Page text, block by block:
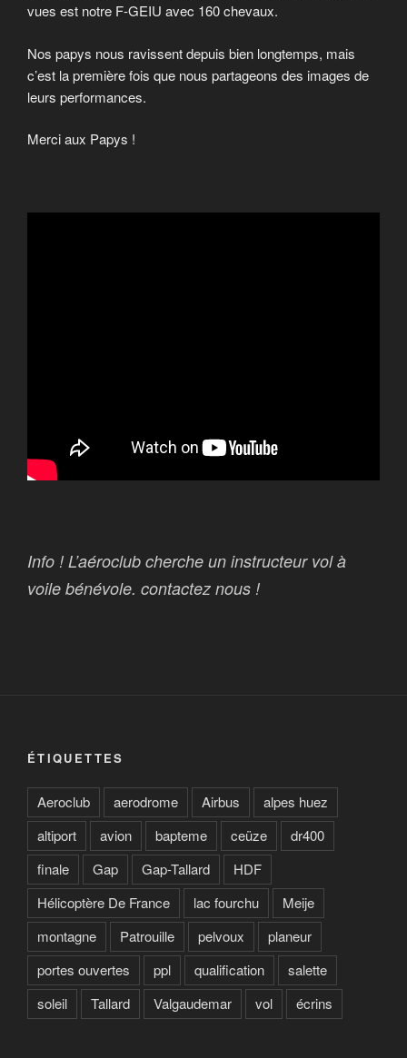
vues est notre F-GEIU avec 160 chevaux.
Nos papys nous ravissent depuis bien longtemps, mais
c’est la première fois que nous partageons des images de
leurs performances.
Merci aux Papys !
Info ! L’aéroclub cherche un instructeur vol à
voile bénévole. contactez nous !
ÉTIQUETTES
Aeroclub aerodrome Airbus
alpes huez
altiport
avion bapteme ceüze
dr400
finale
Gap Gap-Tallard
HDF
Hélicoptère De France
lac fourchu
Meije
montagne
Patrouille pelvoux
planeur
portes ouvertes
ppl qualification
salette
soleil
Tallard Valgaudemar vol écrins